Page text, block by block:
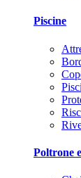
Piscine
Poltrone